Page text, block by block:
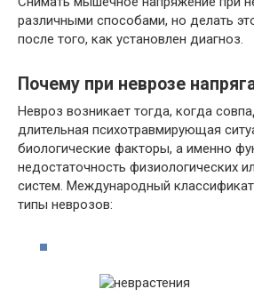
различными способами, но делать
после того, как установлен диагноз.
Почему при неврозе
Невроз возникает тогда, когда
длительная психотравмирующая
биологические факторы, а именно
недостаточность физиологических
систем. Международный
типы неврозов: